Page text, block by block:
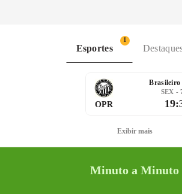
Esportes
1
OPR
Brasileiro
SEX -
Exibir mais
Minuto a Minuto